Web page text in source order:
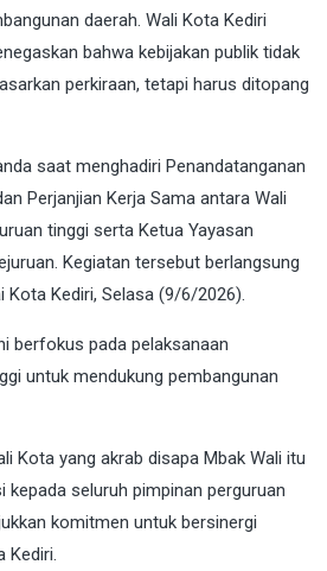
daerah. Wali Kota Kediri
bahwa kebijakan publik tidak
perkiraan, tetapi harus ditopang
saat menghadiri Penandatanganan
Perjanjian Kerja Sama antara Wali
tinggi serta Ketua Yayasan
Kegiatan tersebut berlangsung
Kota Kediri, Selasa (9/6/2026).
berfokus pada pelaksanaan
untuk mendukung pembangunan
Kota yang akrab disapa Mbak Wali itu
kepada seluruh pimpinan perguruan
komitmen untuk bersinergi
Kediri.